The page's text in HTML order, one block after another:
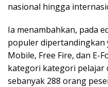
nasional hingga
Ia menambahkan, pada
populer dipertandingkan
Mobile, Free Fire, dan E-
kategori kategori pelajar
sebanyak 288 orang